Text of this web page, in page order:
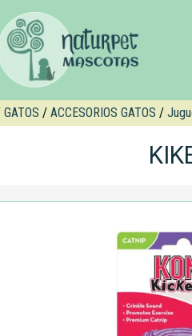
GATOS / ACCESORIOS GATOS /